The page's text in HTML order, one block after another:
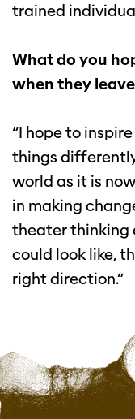
trained
What do you
when they
“I hope to
things
world as it is
in making
theater thinking
could look like,
right direction.”